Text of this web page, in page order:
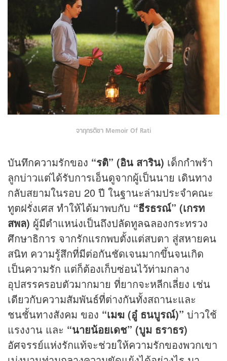
จาฤกรติชา Memoir Of Rati
บันทึกความรักของ “รติ” (อิน สาริน) เด็กกำพร้า
ลูกบ่าวแต่ได้รับการเอ็นดูจากผู้เป็นนาย เดินทาง
กลับสยามในรอบ 20 ปี ในฐานะล่ามประจำคณะ
ทูตฝรั่งเศส ทำให้ได้มาพบกับ “ธีรธรณ์” (เกรท
สพล) ผู้มีตำแหน่งเป็นถึงปลัดทูลฉลองกระทรวง
ศึกษาธิการ จากรักแรกพบตั้งแต่สบตา สู่สหายคน
สนิท ความรู้สึกที่มีต่อกันชัดเจนมากขึ้นจนเกิด
เป็นความรัก แต่ก็ต้องเก็บซ่อนไว้ท่ามกลาง
อุปสรรครอบตัวมากมาย ที่ยากจะหลีกเลี่ยง เช่น
เดียวกับความสัมพันธ์ที่ต่างกันทั้งสถานะและ
ชนชั้นทางสังคม ของ “เมฆ (อู๋ ธนบูรณ์)” บ่าวใช้
แรงงาน และ “นายน้อยเดช” (บูม ธราธร)
อัศจรรย์แห่งรักแท้จะช่วยให้ความรักของพวกเขา